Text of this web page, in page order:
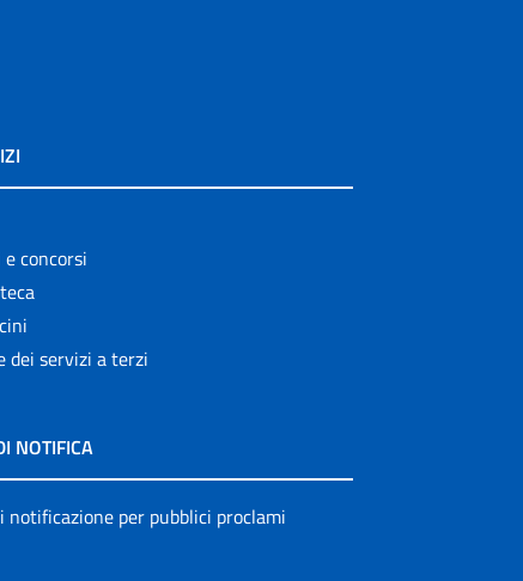
concorsi
dei servizi a terzi
NOTIFICA
notificazione per pubblici proclami